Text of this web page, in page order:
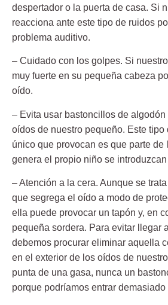
despertador o la puerta de casa. Si
reacciona ante este tipo de ruidos
problema auditivo.
– Cuidado con los golpes. Si
muy fuerte en su pequeña cabeza
oído.
– Evita usar bastoncillos de algodón
oídos de nuestro pequeño. Este tipo
único que provocan es que parte de
genera el propio niño se
– Atención a la cera. Aunque se
que segrega el oído a modo de
ella puede provocar un tapón y, en
pequeña sordera. Para evitar llegar
debemos procurar eliminar aquella
en el exterior de los oídos de
punta de una gasa, nunca un
porque podríamos entrar